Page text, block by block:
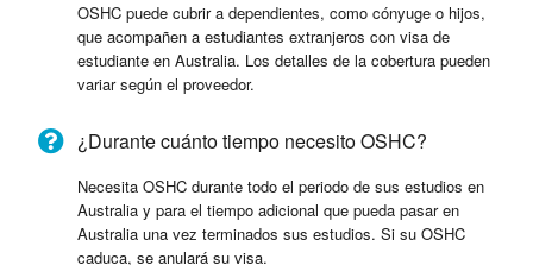
OSHC puede cubrir a dependientes, como cónyuge o hijos,
que acompañen a estudiantes extranjeros con visa de
estudiante en Australia. Los detalles de la cobertura pueden
variar según el proveedor.
¿Durante cuánto tiempo necesito OSHC?
Necesita OSHC durante todo el periodo de sus estudios en
Australia y para el tiempo adicional que pueda pasar en
Australia una vez terminados sus estudios. Si su OSHC
caduca, se anulará su visa.